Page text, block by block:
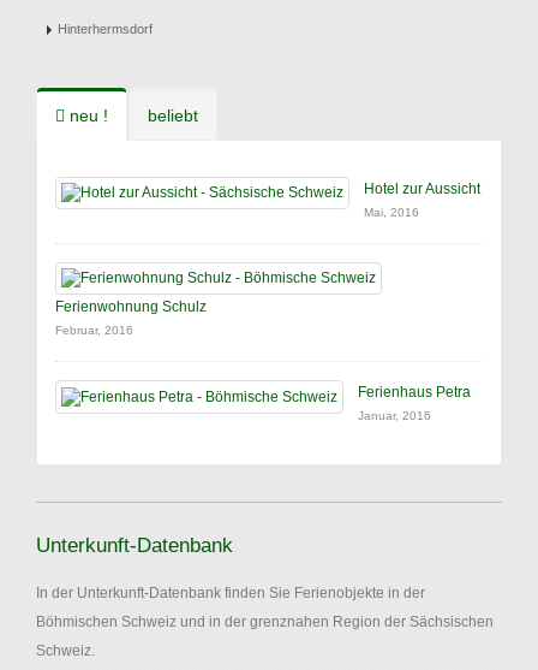
Hinterhermsdorf
neu ! beliebt
Hotel zur Aussicht
Mai, 2016
Ferienwohnung Schulz
Februar, 2016
Ferienhaus Petra
Januar, 2016
Unterkunft-Datenbank
In der Unterkunft-Datenbank finden Sie Ferienobjekte in der
Böhmischen Schweiz und in der grenznahen Region der Sächsischen
Schweiz.